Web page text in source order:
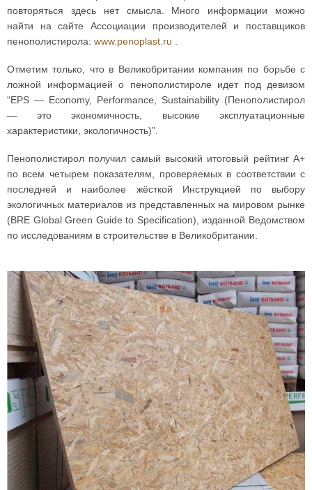
повторяться здесь нет смысла. Много информации можно
найти на сайте Ассоциации производителей и поставщиков
пенополистирола: www.penoplast.ru
Отметим только, что в Великобритании компания по борьбе с
ложной информацией о пенополистироле идет под девизом
“EPS — Economy, Performance, Sustainability (Пенополистирол
— это экономичность, высокие эксплуатационные
характеристики, экологичность)”.
Пенополистирол получил самый высокий итоговый рейтинг A+
по всем четырем показателям, проверяемых в соответствии с
последней и наиболее жёсткой Инструкцией по выбору
экологичных материалов из представленных на мировом рынке
(BRE Global Green Guide to Specification), изданной Ведомством
по исследованиям в строительстве в Великобритании.